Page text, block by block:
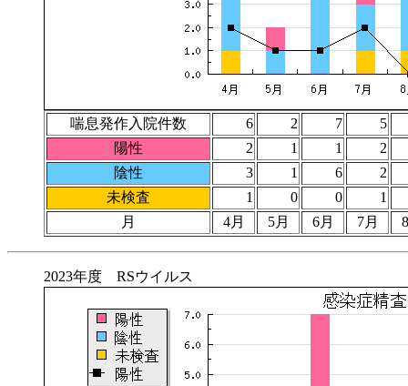
喘息発作入院件数 6 2 7
5
陽性
2 1 1
2
陰性
3 1 6
2
未検査
1 0 0
1
月
4月 5月 6月 7月
2023年度 RSウイルス